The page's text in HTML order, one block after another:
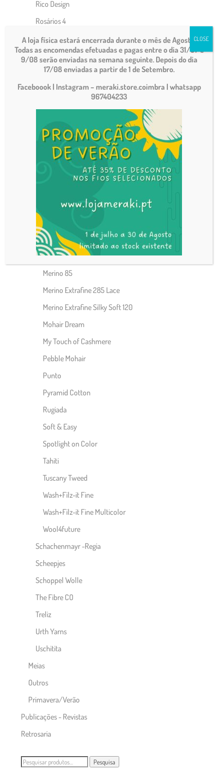
Rico Design
Rosários 4
Rowan
Sandnes Garn
Schachenmayr
Alpaca Classico
Bravo quick&easy
Catania Color
Color Breeze
Cotton bambulino
Easy Cotton
Elegant Mohair
Impressione
Luxury Velvet
Merino 85
Merino Extrafine 285 Lace
Merino Extrafine Silky Soft 120
Mohair Dream
My Touch of Cashmere
Pebble Mohair
Punto
Pyramid Cotton
Rugiada
Soft & Easy
Spotlight on Color
Tahiti
Tuscany Tweed
Wash+Filz-it Fine
Wash+Filz-it Fine Multicolor
Wool4future
Schachenmayr -Regia
Scheepjes
Schoppel Wolle
The Fibre CO
Treliz
Urth Yarns
Uschitita
Meias
Outros
Primavera/Verão
Publicações - Revistas
Retrosaria
Pesquisar
Pesquisa
A loja física estará encerrada durante o mês de Agosto.
Todas as encomendas efetuadas e pagas entre o dia 31/07 e
9/08 serão enviadas na semana seguinte. Depois do dia
17/08 enviadas a partir de 1 de Setembro.
Faceboook | Instagram – meraki.store.coimbra | whatsapp
967404233
CLOSE